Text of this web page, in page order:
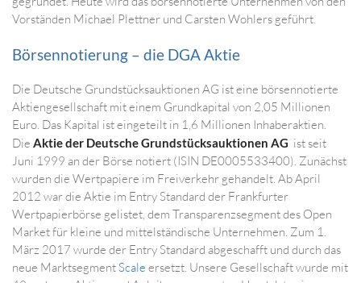
Vorständen Michael Plettner und Carsten Wohlers geführt.
Börsennotierung – die DGA Aktie
Die Deutsche Grundstücksauktionen AG ist eine börsennotierte
Aktiengesellschaft mit einem Grundkapital von 2,05 Millionen
Euro. Das Kapital ist eingeteilt in 1,6 Millionen Inhaberaktien.
Die Aktie der Deutsche Grundstücksauktionen AG ist seit
Juni 1999 an der Börse notiert (ISIN DE0005533400). Zunächst
wurden die Wertpapiere im Freiverkehr gehandelt. Ab April
2012 war die Aktie im Entry Standard der Frankfurter
Wertpapierbörse gelistet, dem Transparenzsegment des Open
Market für kleine und mittelständische Unternehmen. Zum 1.
März 2017 wurde der Entry Standard abgeschafft und durch das
neue MarktsegmentScale ersetzt. Unsere Gesellschaft wurde mit